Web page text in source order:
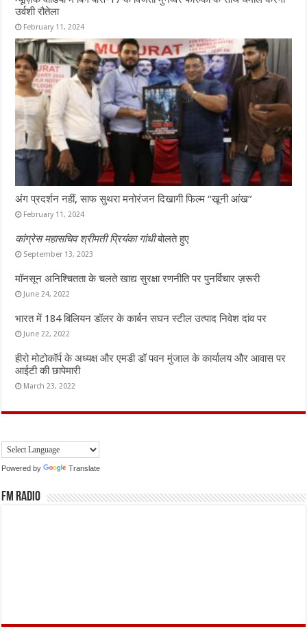
उर्वशी रौतेला
February 11, 2024
अंग प्रदर्शन नहीं, साफ सुथरा मनोरंजन दिखागी फिल्म “खूनी आंख”
February 11, 2024
कांग्रेस महासचिव श्रीमती प्रियंका गांधीबोलते हुए
September 13, 2023
मॉनसून अनिश्चितता के चलते खाद्य सुरक्षा रणनीति पर पुनर्विचार ज़रूरी
June 24, 2022
भारत में 184 बिलियन डॉलर के कार्बन सघन स्टील उत्पाद निवेश दांव पर
June 22, 2022
हीरो मोटोकॉर्प के अध्यक्ष और एमडी डॉ पवन मुंजाल के कार्यालय और आवास पर
आईटी की छापेमारी
March 23, 2022
Powered by Translate
FM Radio